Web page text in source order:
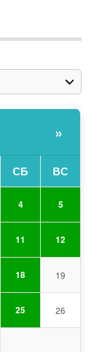
»
СБ ВС
4 5
11 12
18 19
25 26